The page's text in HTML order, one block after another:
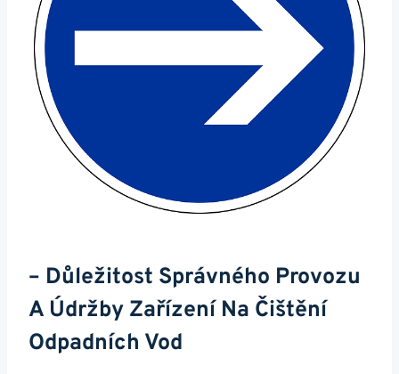
– Důležitost Správného Provozu
A Údržby Zařízení Na Čištění
Odpadních Vod